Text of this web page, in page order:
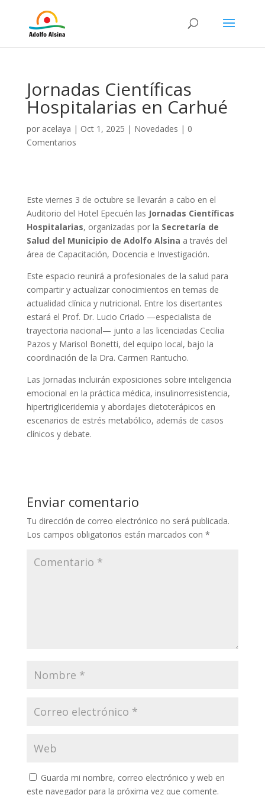
Jornadas Científicas
Hospitalarias en Carhué
por acelaya | Oct 1, 2025 | Novedades | 0
Comentarios
Este viernes 3 de octubre se llevarán a cabo en el
Auditorio del Hotel Epecuén las Jornadas Científicas
Hospitalarias, organizadas por la Secretaría de
Salud del Municipio de Adolfo Alsina a través del
área de Capacitación, Docencia e Investigación.
Este espacio reunirá a profesionales de la salud para
compartir y actualizar conocimientos en temas de
actualidad clínica y nutricional. Entre los disertantes
estará el Prof. Dr. Lucio Criado —especialista de
trayectoria nacional— junto a las licenciadas Cecilia
Pazos y Marisol Bonetti, del equipo local, bajo la
coordinación de la Dra. Carmen Rantucho.
Las Jornadas incluirán exposiciones sobre inteligencia
emocional en la práctica médica, insulinorresistencia,
hipertrigliceridemia y abordajes dietoterápicos en
escenarios de estrés metabólico, además de casos
clínicos y debate.
Enviar comentario
Tu dirección de correo electrónico no será publicada.
Los campos obligatorios están marcados con *
Guarda mi nombre, correo electrónico y web en
este navegador para la próxima vez que comente.